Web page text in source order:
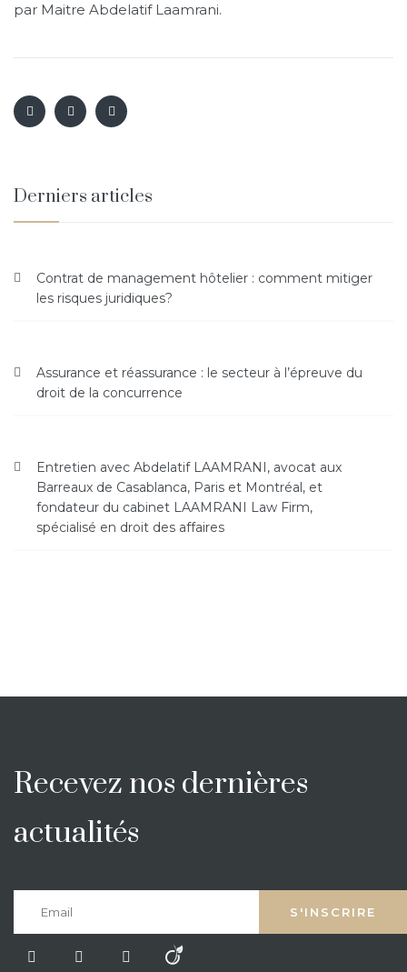
par Maitre Abdelatif Laamrani.
Derniers articles
Contrat de management hôtelier : comment mitiger
les risques juridiques?
Assurance et réassurance : le secteur à l’épreuve du
droit de la concurrence
Entretien avec Abdelatif LAAMRANI, avocat aux
Barreaux de Casablanca, Paris et Montréal, et
fondateur du cabinet LAAMRANI Law Firm,
spécialisé en droit des affaires
Recevez nos dernières
actualités